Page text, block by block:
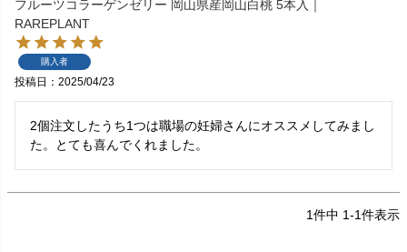
フルーツコラーゲンゼリー 岡山県産岡山白桃 5本入｜
RAREPLANT
購入者
投稿日 2025/04/23
2個注文したうち1つは職場の妊婦さんにオススメしてみまし
た。とても喜んでくれました。
1件中 1-1件表示